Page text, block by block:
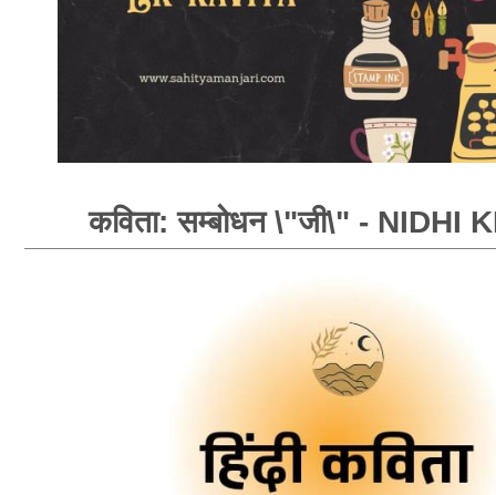
कविता: सम्बोधन \"जी\" - NIDHI